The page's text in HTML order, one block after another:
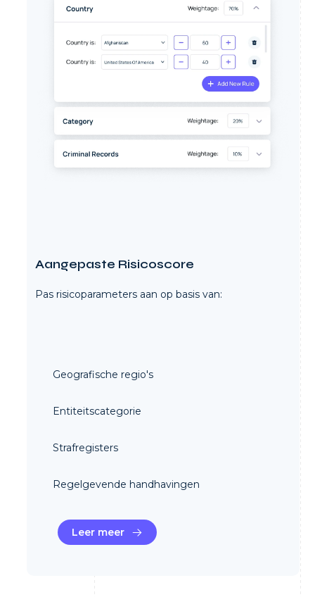
Aangepaste Risicoscore
Pas risicoparameters aan op basis van:
Geografische regio's
Entiteitscategorie
Strafregisters
Regelgevende handhavingen
Leer meer